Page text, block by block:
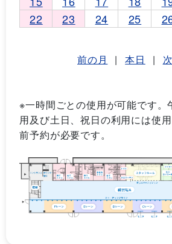
22
23 24 25
前の月 | 本日 |
※一時間ごとの使用が可能です。
用及び土日、祝日の利用には使
前予約が必要です。